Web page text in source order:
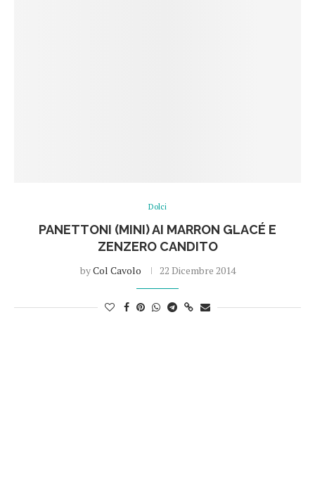
Dolci
PANETTONI (MINI) AI MARRON GLACÉ E
ZENZERO CANDITO
byCol Cavolo 22 Dicembre 2014